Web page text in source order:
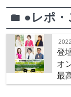
folder ●レポ・
登
オ
最